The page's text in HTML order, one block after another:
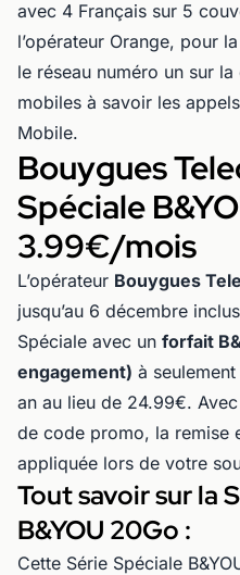
avec 4 Français sur 5
l’opérateur Orange, pour
le réseau numéro un sur
mobiles à savoir les
Mobile.
Bouygues
Spéciale
3.99€/mois
L’opérateur Bouygues
jusqu’au 6 décembre
Spéciale avec un forfait
engagement) à
an au lieu de 24.99€.
de code promo, la remise
appliquée lors de votre
Tout savoir sur la
B&YOU 20Go :
Cette Série Spéciale